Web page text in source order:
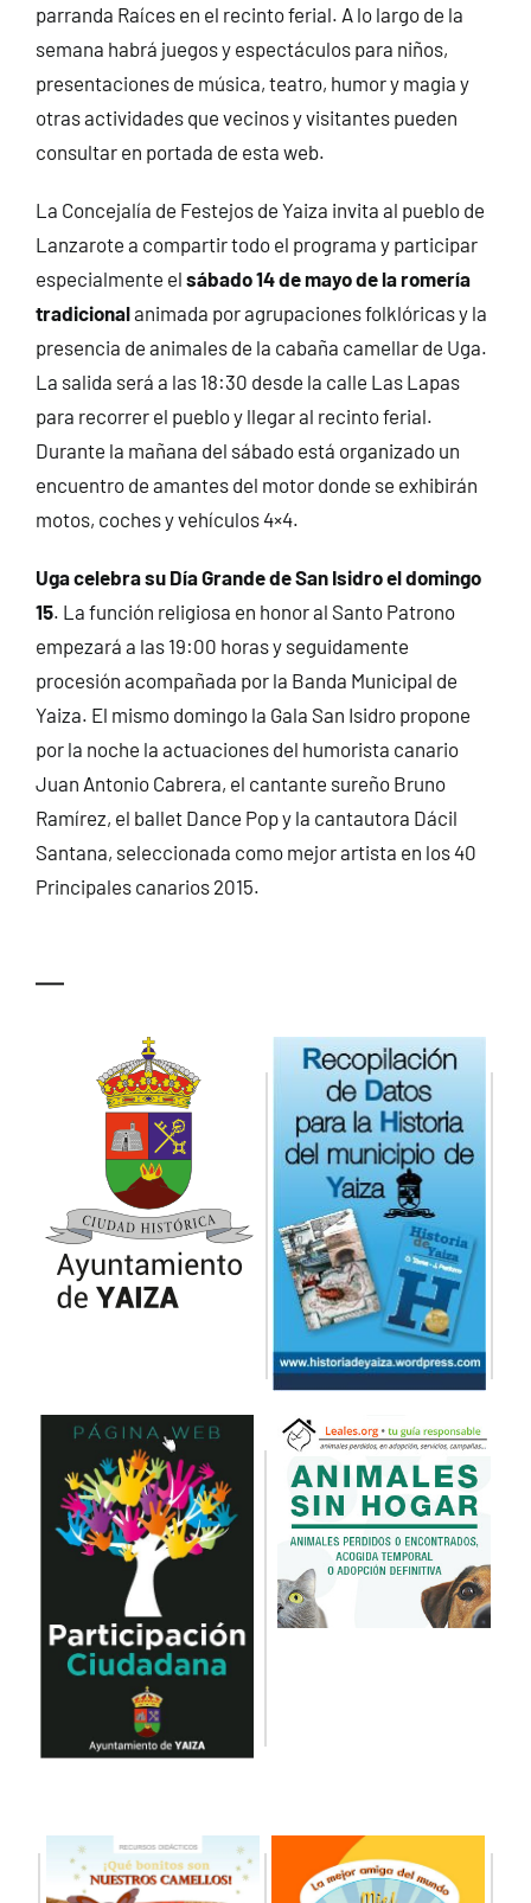
parranda Raíces en el recinto ferial. A lo largo de la
semana habrá juegos y espectáculos para niños,
presentaciones de música, teatro, humor y magia y
otras actividades que vecinos y visitantes pueden
consultar en portada de esta web.
La Concejalía de Festejos de Yaiza invita al pueblo de
Lanzarote a compartir todo el programa y participar
especialmente el sábado 14 de mayo de la romería
tradicionalanimada por agrupaciones folklóricas y la
presencia de animales de la cabaña camellar de Uga.
La salida será a las 18:30 desde la calle Las Lapas
para recorrer el pueblo y llegar al recinto ferial.
Durante la mañana del sábado está organizado un
encuentro de amantes del motor donde se exhibirán
motos, coches y vehículos 4×4.
Uga celebra su Día Grande de San Isidro el domingo
15. La función religiosa en honor al Santo Patrono
empezará a las 19:00 horas y seguidamente
procesión acompañada por la Banda Municipal de
Yaiza. El mismo domingo la Gala San Isidro propone
por la noche la actuaciones del humorista canario
Juan Antonio Cabrera, el cantante sureño Bruno
Ramírez, el ballet Dance Pop y la cantautora Dácil
Santana, seleccionada como mejor artista en los 40
Principales canarios 2015.
—